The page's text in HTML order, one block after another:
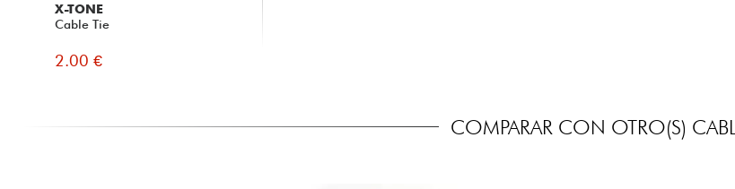
X-TONE
Cable Tie
2.00 €
COMPARAR CON OTRO(S)